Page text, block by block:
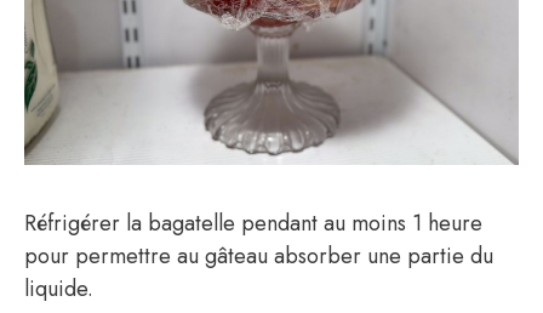
Réfrigérer la bagatelle pendant au moins 1 heure
pour permettre au gâteau absorber une partie du
liquide.